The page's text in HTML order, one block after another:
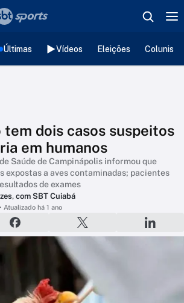
Últimas Vídeos Eleições
tem dois casos suspeitos
em humanos
Saúde de Campinápolis informou que
expostas a aves contaminadas; pacientes
de exames
, com SBT Cuiabá
• Atualizado há 1 ano